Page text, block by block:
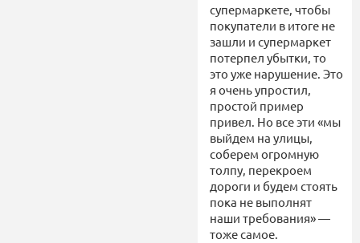
супермаркете, чтобы
покупатели в итоге не
зашли и супермаркет
потерпел убытки, то
это уже нарушение. Это
я очень упростил,
простой пример
привел. Но все эти «мы
выйдем на улицы,
соберем огромную
толпу, перекроем
дороги и будем стоять
пока не выполнят
наши требования» —
тоже самое.